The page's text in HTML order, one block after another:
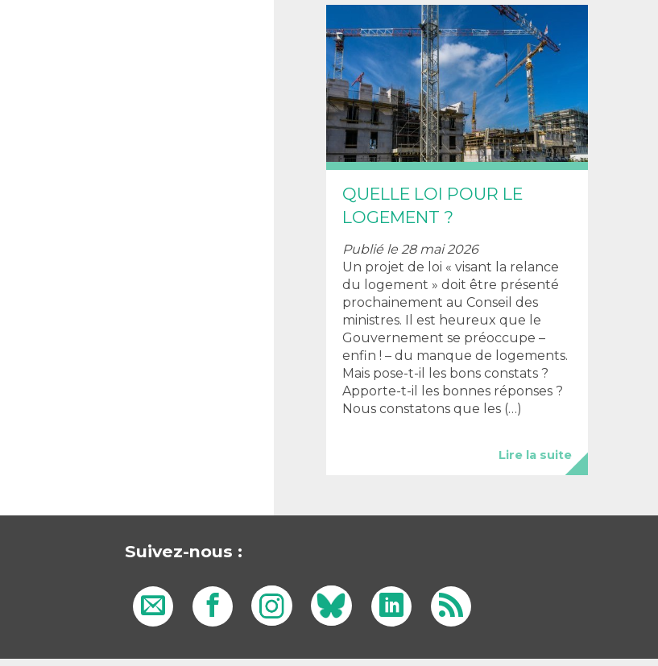
QUELLE LOI POUR LE
LOGEMENT ?
Publié le 28 mai 2026
Un projet de loi « visant la relance
du logement » doit être présenté
prochainement au Conseil des
ministres. Il est heureux que le
Gouvernement se préoccupe –
enfin ! – du manque de logements.
Mais pose-t-il les bons constats ?
Apporte-t-il les bonnes réponses ?
Nous constatons que les (…)
Lire la suite
Suivez-nous :